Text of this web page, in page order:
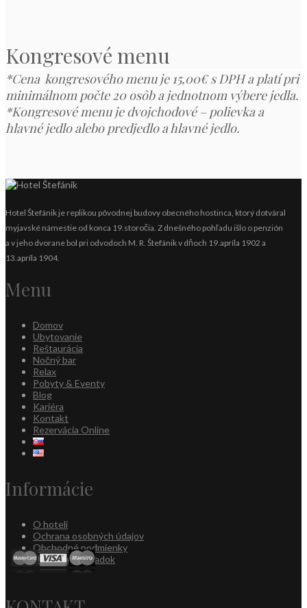
Kongresové menu
*Cena kongresového menu je 15,00€ s DPH a platí pri
minimálnom počte 20 osôb a jednotnom výbere jedla.
*Kongresové menu je dvojchodové – polievka a
hlavné jedlo alebo predjedlo a hlavné jedlo.
Hotel Štefánik je replikou pôvodnej budovy obecného hostinca, ktorý dotváral
myjavské námestie od konca 19.storočia. Z dnešného pohľadu išlo o penzión
a v jeho dvorane bol pri odvodoch M. R. Štefánik v dňoch 19.apríla 1902 a
13.apríla 1904.
Menu
Domov
Ubytovanie
Reštaurácia
Nočný bar
Relax
Pobyty & Eventy
Blog
Kariéra
Kontakt
Rezervácia Online
Informácie
O hoteli
Ochrana osobných údajov
Obchodné podmienky
Ubytovací poriadok